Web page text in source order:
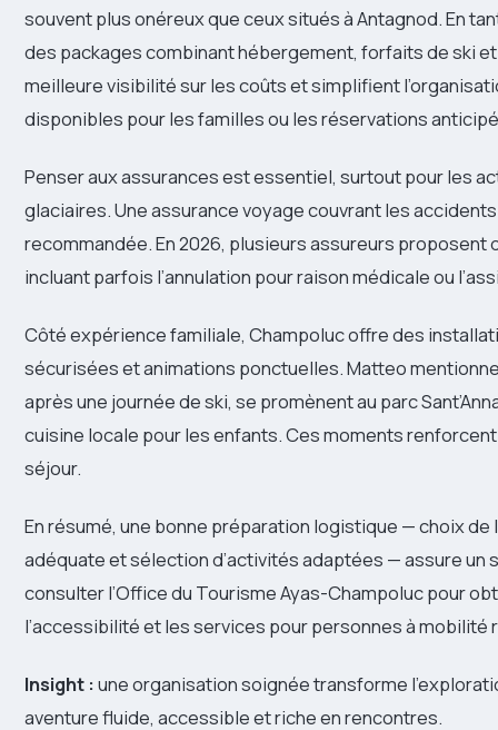
souvent plus onéreux que ceux situés à Antagnod. En
des packages combinant hébergement, forfaits de ski
meilleure visibilité sur les coûts et simplifient
disponibles pour les familles ou les réservations
Penser aux assurances est essentiel, surtout pour les
glaciaires. Une assurance voyage couvrant les
recommandée. En 2026, plusieurs assureurs
incluant parfois l’annulation pour raison médicale ou
Côté expérience familiale, Champoluc offre des
sécurisées et animations ponctuelles. Matteo
après une journée de ski, se promènent au parc
cuisine locale pour les enfants. Ces moments
séjour.
En résumé, une bonne préparation logistique — choix
adéquate et sélection d’activités adaptées — assure un
consulter l’Office du Tourisme Ayas-Champoluc pour
l’accessibilité et les services pour personnes à mobilité
Insight : une organisation soignée transforme
aventure fluide, accessible et riche en rencontres.